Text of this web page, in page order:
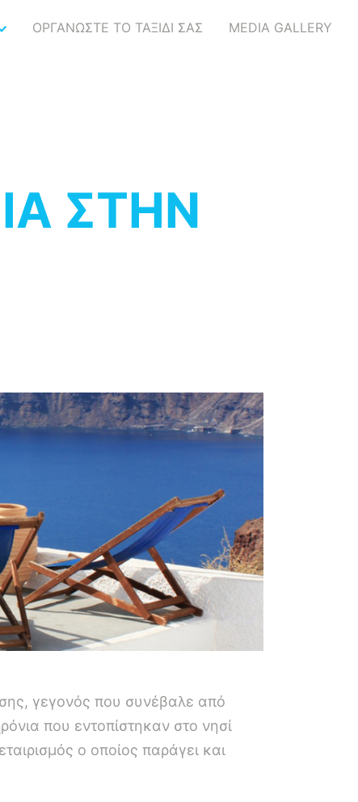
ΟΡΓΑΝΩΣΤΕ ΤΟ ΤΑΞΙΔΙ ΣΑΣ MEDIA GALLERY
ΣΤΗΝ
γεγονός που συνέβαλε από
που εντοπίστηκαν στο νησί
ο οποίος παράγει και